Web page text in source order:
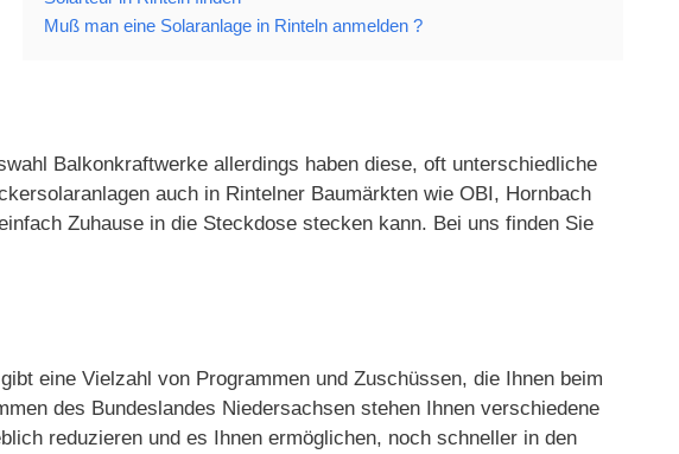
Muß man eine Solaranlage in Rinteln anmelden ?
Balkonkraftwerke allerdings haben diese, oft unterschiedliche
auch in Rintelner Baumärkten wie OBI, Hornbach
Zuhause in die Steckdose stecken kann. Bei uns finden Sie
eine Vielzahl von Programmen und Zuschüssen, die Ihnen beim
des Bundeslandes Niedersachsen stehen Ihnen verschiedene
reduzieren und es Ihnen ermöglichen, noch schneller in den